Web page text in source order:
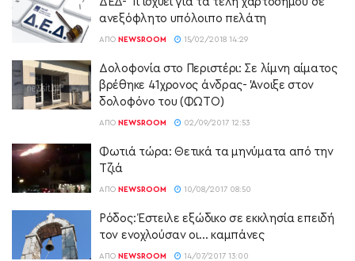
ανεξόφλητο υπόλοιπο πελάτη
ΑΠΌ NEWSROOM 15/02/2018 14:29
Δολοφονία στο Περιστέρι: Σε λίμνη αίματος
βρέθηκε 41χρονος άνδρας- Άνοιξε στον
δολοφόνο του (ΦΩΤΟ)
ΑΠΌ NEWSROOM 02/09/2017 12:53
Φωτιά τώρα: Θετικά τα μηνύματα από την
Τζιά
ΑΠΌ NEWSROOM 10/08/2017 08:50
Ρόδος: Έστειλε εξώδικο σε εκκλησία επειδή
τον ενοχλούσαν οι… καμπάνες
ΑΠΌ NEWSROOM 14/07/2017 13:00